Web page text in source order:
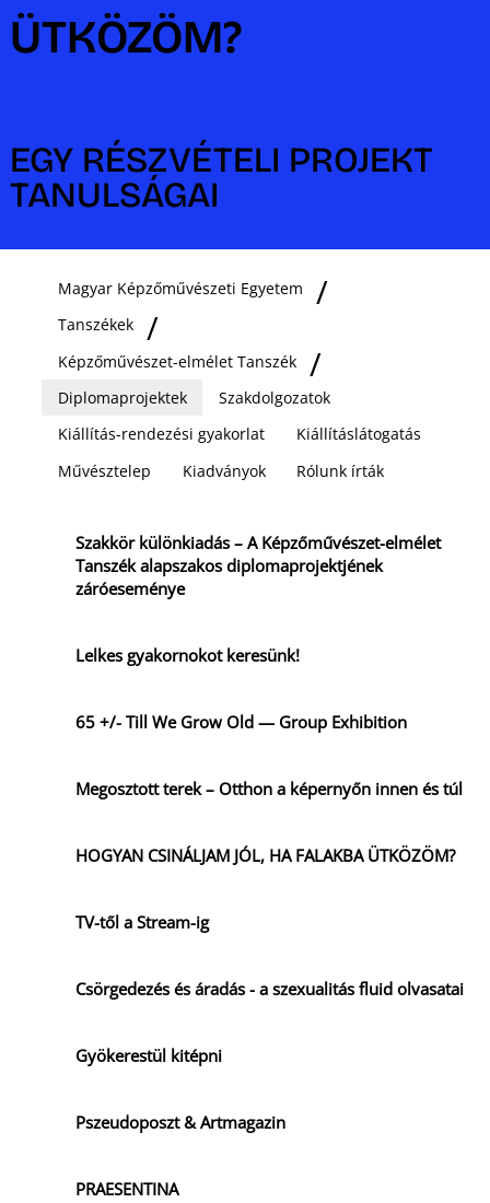
ÜTKÖZÖM?
EGY RÉSZVÉTELI PROJEKT
TANULSÁGAI
Magyar Képzőművészeti Egyetem
Tanszékek
Képzőművészet-elmélet Tanszék
Diplomaprojektek
Szakdolgozatok
Kiállítás-rendezési gyakorlat
Kiállításlátogatás
Művésztelep
Kiadványok Rólunk írták
Szakkör különkiadás – A Képzőművészet-elmélet
Tanszék alapszakos diplomaprojektjének
záróeseménye
Lelkes gyakornokot keresünk!
65 +/- Till We Grow Old — Group Exhibition
Megosztott terek – Otthon a képernyőn innen és túl
HOGYAN CSINÁLJAM JÓL, HA FALAKBA ÜTKÖZÖM?
TV-től a Stream-ig
Csörgedezés és áradás - a szexualitás fluid olvasatai
Gyökerestül kitépni
Pszeudoposzt & Artmagazin
PRAESENTINA